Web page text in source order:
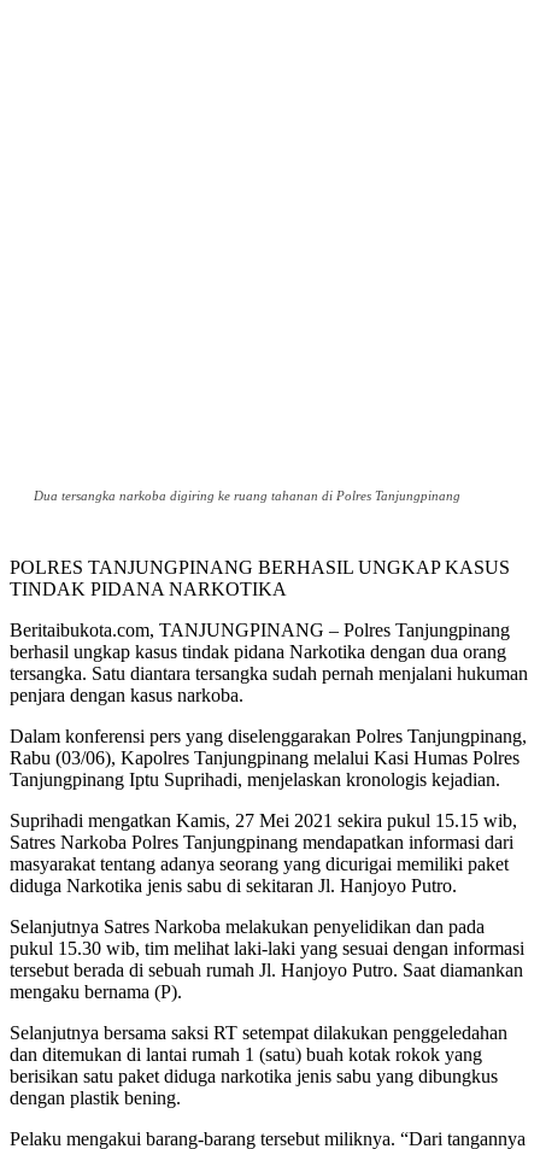
Dua tersangka narkoba digiring ke ruang tahanan di Polres Tanjungpinang
POLRES TANJUNGPINANG BERHASIL UNGKAP KASUS
TINDAK PIDANA NARKOTIKA
Beritaibukota.com, TANJUNGPINANG – Polres Tanjungpinang
berhasil ungkap kasus tindak pidana Narkotika dengan dua orang
tersangka. Satu diantara tersangka sudah pernah menjalani hukuman
penjara dengan kasus narkoba.
Dalam konferensi pers yang diselenggarakan Polres Tanjungpinang,
Rabu (03/06), Kapolres Tanjungpinang melalui Kasi Humas Polres
Tanjungpinang Iptu Suprihadi, menjelaskan kronologis kejadian.
Suprihadi mengatkan Kamis, 27 Mei 2021 sekira pukul 15.15 wib,
Satres Narkoba Polres Tanjungpinang mendapatkan informasi dari
masyarakat tentang adanya seorang yang dicurigai memiliki paket
diduga Narkotika jenis sabu di sekitaran Jl. Hanjoyo Putro.
Selanjutnya Satres Narkoba melakukan penyelidikan dan pada
pukul 15.30 wib, tim melihat laki-laki yang sesuai dengan informasi
tersebut berada di sebuah rumah Jl. Hanjoyo Putro. Saat diamankan
mengaku bernama (P).
Selanjutnya bersama saksi RT setempat dilakukan penggeledahan
dan ditemukan di lantai rumah 1 (satu) buah kotak rokok yang
berisikan satu paket diduga narkotika jenis sabu yang dibungkus
dengan plastik bening.
Pelaku mengakui barang-barang tersebut miliknya. “Dari tangannya